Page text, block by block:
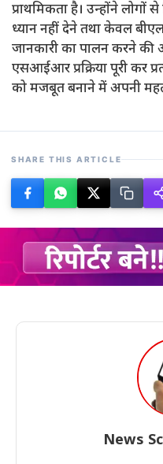
प्राथमिकता है। उन्होंने लोगों
ध्यान नहीं देने तथा केवल
जानकारी का पालन करने की
एसआईआर प्रक्रिया पूरी कर
को मजबूत बनाने में अपनी
SHARE THIS ARTICLE
News